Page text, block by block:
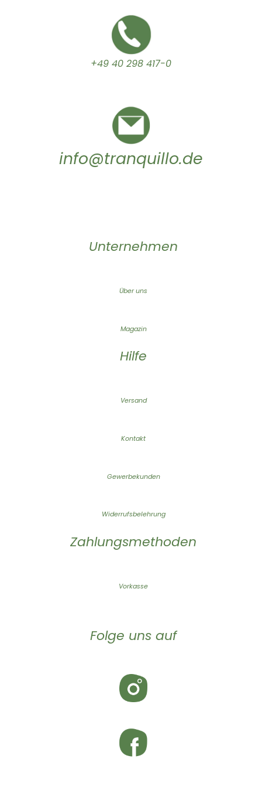
+49 40 298 417-0
info@tranquillo.de
Unternehmen
Über uns
Magazin
Hilfe
Versand
Kontakt
Gewerbekunden
Widerrufsbelehrung
Zahlungsmethoden
Vorkasse
Folge uns auf